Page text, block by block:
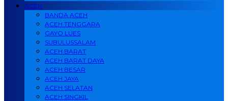
ACEH
BANDA ACEH
ACEH TENGGARA
GAYO LUES
SUBULUSSALAM
ACEH BARAT
ACEH BARAT DAYA
ACEH BESAR
ACEH JAYA
ACEH SELATAN
ACEH SINGKIL